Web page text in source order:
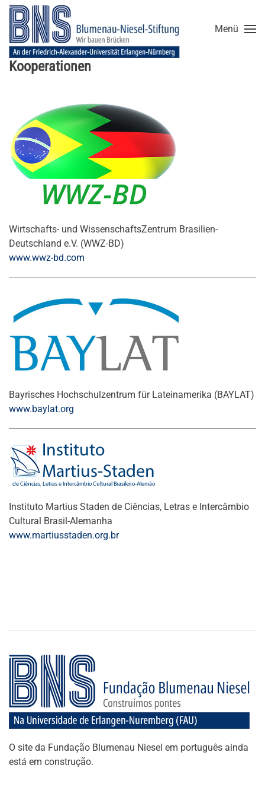
Zum Hauptinhalt springen
Menü
Kooperationen
Wirtschafts- und WissenschaftsZentrum Brasilien-
Deutschland e.V. (WWZ-BD)
www.wwz-bd.com
Bayrisches Hochschulzentrum für Lateinamerika (BAYLAT)
www.baylat.org
Instituto Martius Staden de Ciências, Letras e Intercâmbio
Cultural Brasil-Alemanha
www.martiusstaden.org.br
O site da Fundação Blumenau Niesel em português ainda
está em construção.